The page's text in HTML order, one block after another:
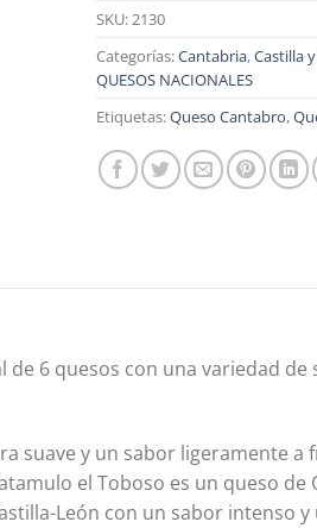
SKU:2130
Categorías:Cantabria,Castilla
QUESOS NACIONALES
Etiquetas:Queso Cantabro,
6 quesos con una variedad
suave y un sabor ligeramente a
el Toboso es un queso
León con un sabor intenso